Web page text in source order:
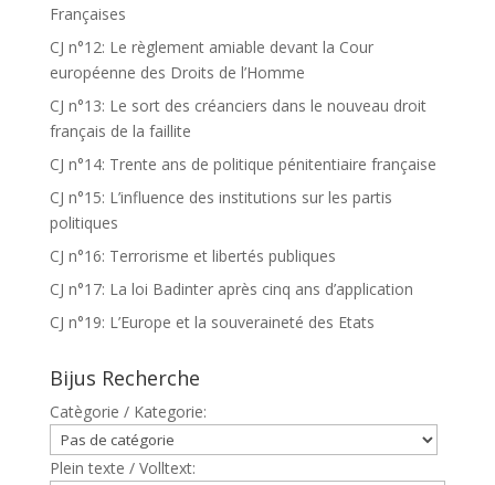
Françaises
CJ n°12: Le règlement amiable devant la Cour
européenne des Droits de l’Homme
CJ n°13: Le sort des créanciers dans le nouveau droit
français de la faillite
CJ n°14: Trente ans de politique pénitentiaire française
CJ n°15: L’influence des institutions sur les partis
politiques
CJ n°16: Terrorisme et libertés publiques
CJ n°17: La loi Badinter après cinq ans d’application
CJ n°19: L’Europe et la souveraineté des Etats
Bijus Recherche
Catègorie / Kategorie:
Plein texte / Volltext: